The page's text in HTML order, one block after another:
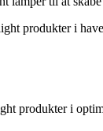
produkter i
produkter i